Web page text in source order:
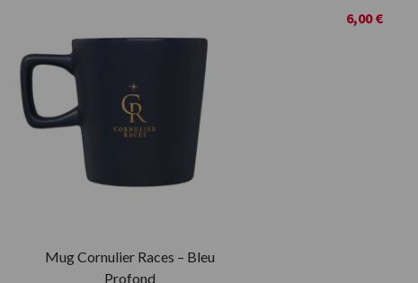
Mug Cornulier Races – Bleu
Profond
6,00 €